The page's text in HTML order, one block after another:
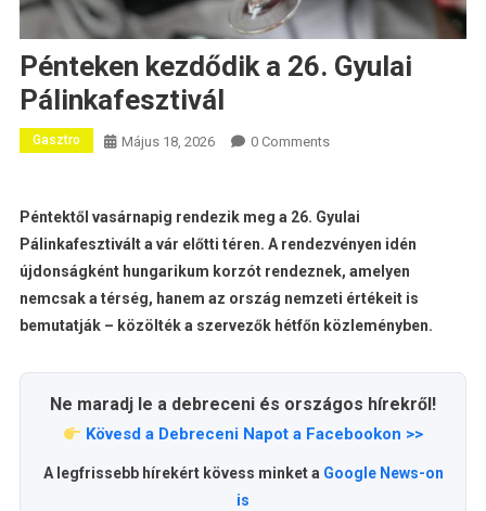
Pénteken kezdődik a 26. Gyulai
Pálinkafesztivál
Gasztro Május 18, 2026 0 Comments
Péntektől vasárnapig rendezik meg a 26. Gyulai
Pálinkafesztivált a vár előtti téren. A rendezvényen idén
újdonságként hungarikum korzót rendeznek, amelyen
nemcsak a térség, hanem az ország nemzeti értékeit is
bemutatják – közölték a szervezők hétfőn közleményben.
Ne maradj le a debreceni és országos hírekről!
Kövesd a Debreceni Napot a Facebookon >>
A legfrissebb hírekért kövess minket a Google News-on
is